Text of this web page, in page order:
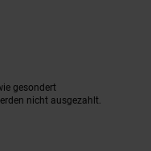
gesondert
nicht ausgezahlt.